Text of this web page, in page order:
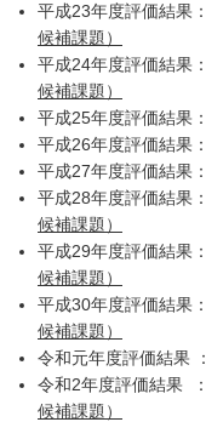
平成23年度評価結果：
候補課題）
平成24年度評価結果：
候補課題）
平成25年度評価結果：
平成26年度評価結果：
平成27年度評価結果：
平成28年度評価結果：
候補課題）
平成29年度評価結果：
候補課題）
平成30年度評価結果：
候補課題）
令和元年度評価結果 ：
令和2年度評価結果 ：
候補課題）